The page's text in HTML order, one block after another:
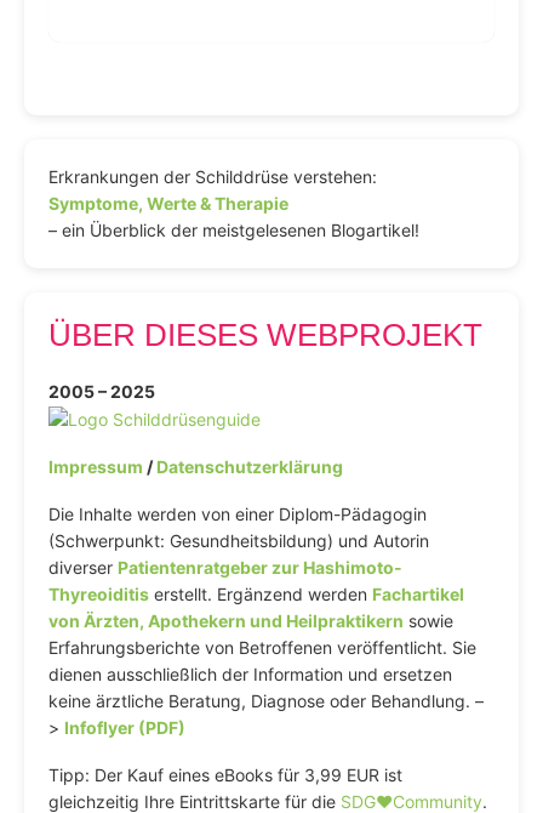
Erkrankungen der Schilddrüse verstehen:
Symptome, Werte & Therapie
– ein Überblick der meistgelesenen Blogartikel!
ÜBER DIESES WEBPROJEKT
2005 – 2025
Impressum /Datenschutzerklärung
Die Inhalte werden von einer Diplom-Pädagogin
(Schwerpunkt: Gesundheitsbildung) und Autorin
diverser Patientenratgeber zur Hashimoto-
Thyreoiditis erstellt. Ergänzend werden Fachartikel
von Ärzten, Apothekern und Heilpraktikern sowie
Erfahrungsberichte von Betroffenen veröffentlicht. Sie
dienen ausschließlich der Information und ersetzen
keine ärztliche Beratung, Diagnose oder Behandlung. –
> Infoflyer (PDF)
Tipp: Der Kauf eines eBooks für 3,99 EUR ist
gleichzeitig Ihre Eintrittskarte für die SDG♥️Community.